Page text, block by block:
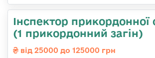
Інспектор
(1 прикордонний загін)
від 25000 до 125000 грн